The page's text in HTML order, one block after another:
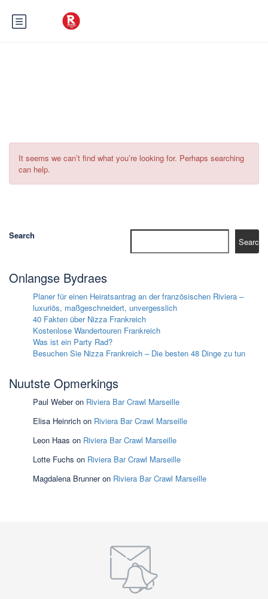
It seems we can’t find what you’re looking for. Perhaps searching
can help.
Search
Search
Onlangse Bydraes
Planer für einen Heiratsantrag an der französischen Riviera –
luxuriös, maßgeschneidert, unvergesslich
40 Fakten über Nizza Frankreich
Kostenlose Wandertouren Frankreich
Was ist ein Party Rad?
Besuchen Sie Nizza Frankreich – Die besten 48 Dinge zu tun
Nuutste Opmerkings
Paul Weberon Riviera Bar Crawl Marseille
Elisa Heinrich on Riviera Bar Crawl Marseille
Leon Haas on Riviera Bar Crawl Marseille
Lotte Fuchs on Riviera Bar Crawl Marseille
Magdalena Brunneron Riviera Bar Crawl Marseille